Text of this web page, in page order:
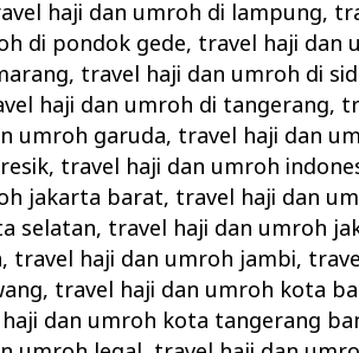
haji dan umroh di lampung,
di pondok gede, travel haji dan
, travel haji dan umroh di
haji dan umroh di tangerang,
umroh garuda, travel haji dan
, travel haji dan umroh
jakarta barat, travel haji dan
selatan, travel haji dan umroh
, travel haji dan umroh jambi,
, travel haji dan umroh kota
dan umroh kota tangerang